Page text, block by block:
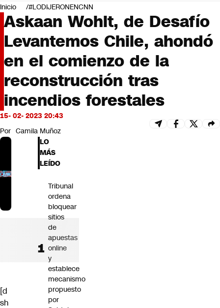
Negocios
Deportes
Programas completos
Cultura
Servicios
Bits
CNN tiempo
Opinión
Inicio #LODIJERONENCNN
Askaan Wohlt, de Desafío
Levantemos Chile, ahondó
en el comienzo de la
reconstrucción tras
incendios forestales
15- 02- 2023 20:43
Por Camila Muñoz
[d
sh
LO
MÁS
LEÍDO
Tribunal
ordena
bloquear
sitios
de
apuestas
online
y
establece
mecanismo
propuesto
por